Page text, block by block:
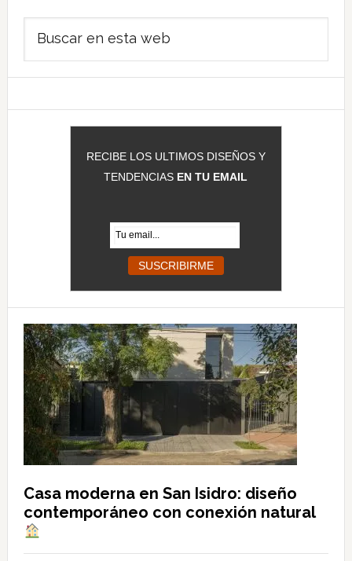
Barra
lateral
principal
RECIBE LOS ULTIMOS DISEÑOS Y
TENDENCIAS EN TU EMAIL
Casa moderna en San Isidro: diseño
contemporáneo con conexión natural